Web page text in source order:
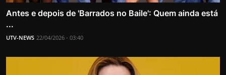
Antes e depois de 'Barrados no Baile': Quem ainda está
...
UTV-NEWS 22/04/2026 - 03:40